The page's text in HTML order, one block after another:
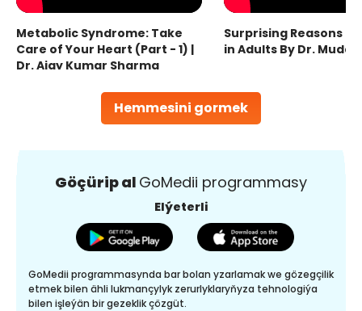
Hemmesini gormek
Metabolic Syndrome: Take
Care of Your Heart (Part - 1) |
Dr. Ajay Kumar Sharma
Surprising Reasons
in Adults By Dr.
Göçürip al GoMedii programmasy
Elýeterli
GoMedii programmasynda bar bolan yzarlamak we gözegçilik
etmek bilen ähli lukmançylyk zerurlyklaryňyza tehnologiýa
bilen işleýän bir gezeklik çözgüt.